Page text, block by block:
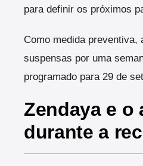
para definir os próximos
Como medida preventiva,
suspensas por uma
programado para 29 de
Zendaya e o
durante a